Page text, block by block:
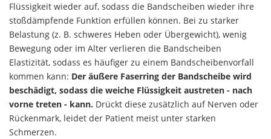
Flüssigkeit wieder auf, sodass die Bandscheiben wieder ihre
stoßdämpfende Funktion erfüllen können. Bei zu starker
Belastung (z. B. schweres Heben oder Übergewicht), wenig
Bewegung oder im Alter verlieren die Bandscheiben
Elastizität, sodass es häufiger zu einem Bandscheibenvorfall
kommen kann: Der äußere Faserring der Bandscheibe wird
beschädigt, sodass die weiche Flüssigkeit austreten - nach
vorne treten - kann. Drückt diese zusätzlich auf Nerven oder
Rückenmark, leidet der Patient meist unter starken
Schmerzen.